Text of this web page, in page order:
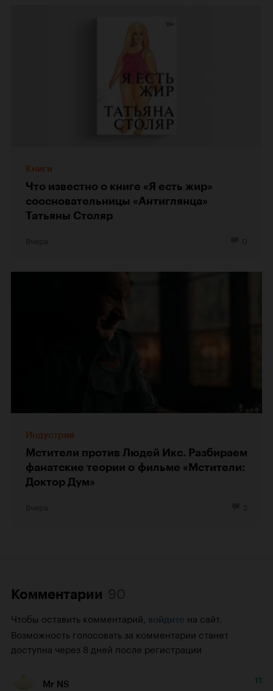
Книги
Что известно о книге «Я есть жир»
соосновательницы «Антиглянца»
Татьяны Столяр
Индустрия
Мстители против Людей Икс. Разбираем
фанатские теории о фильме «Мстители:
Доктор Дум»
Комментарии
Чтобы оставить комментарий, войдите на сайт.
Возможность голосовать за комментарии станет
доступна через 8 дней после регистрации
Mr NS 11